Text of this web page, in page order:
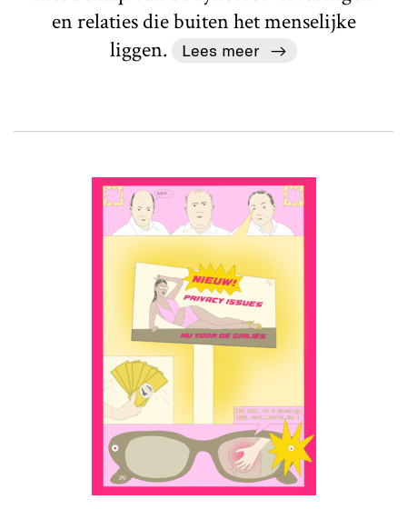
en relaties die buiten het menselijke
liggen.
Lees meer